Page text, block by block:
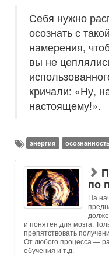
Себя нужно
осознать с
намерения,
вы не
кричали: «Ну,
настоящему!».
энергия
по
На
и понятен для мозга.
препятствовать
От любого процесса —
обучения и т.д.